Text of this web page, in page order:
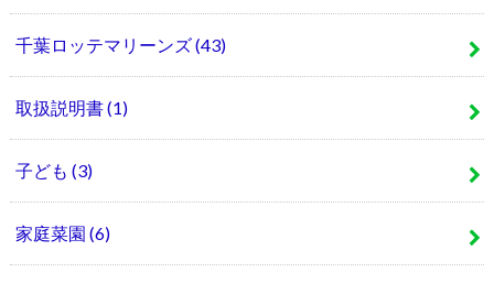
千葉ロッテマリーンズ(43)
取扱説明書(1)
子ども (3)
家庭菜園 (6)